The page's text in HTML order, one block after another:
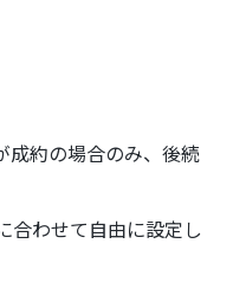
成約の場合のみ、後続
合わせて自由に設定し